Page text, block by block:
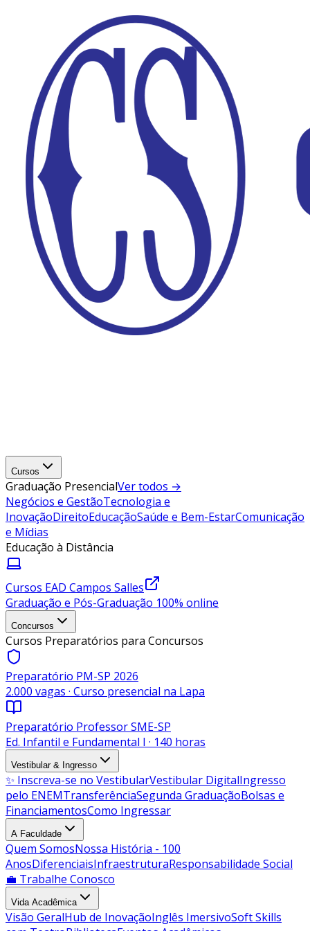
Cursos
Graduação PresencialVer todos →
Negócios e GestãoTecnologia e
InovaçãoDireitoEducaçãoSaúde e Bem-EstarComunicação
e Mídias
Educação à Distância
Cursos EAD Campos Salles
Graduação e Pós-Graduação 100% online
Concursos
Cursos Preparatórios para Concursos
Preparatório PM-SP 2026
2.000 vagas · Curso presencial na Lapa
Preparatório Professor SME-SP
Ed. Infantil e Fundamental I · 140 horas
Vestibular & Ingresso
✨ Inscreva-se no VestibularVestibular DigitalIngresso
pelo ENEMTransferênciaSegunda GraduaçãoBolsas e
FinanciamentosComo Ingressar
A Faculdade
Quem SomosNossa História - 100
AnosDiferenciaisInfraestruturaResponsabilidade Social
💼 Trabalhe Conosco
Vida Acadêmica
Visão GeralHub de InovaçãoInglês ImersivoSoft Skills